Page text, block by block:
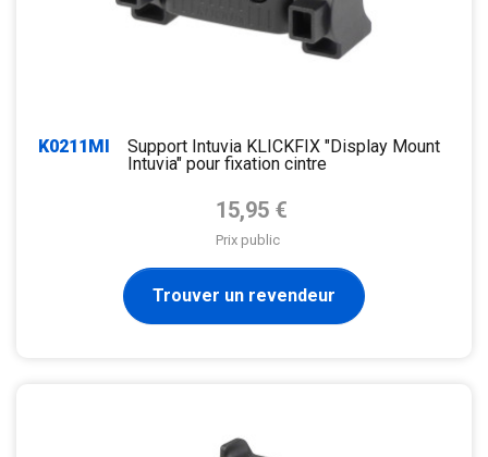
K0211MI
Support Intuvia KLICKFIX "Display Mount
Intuvia" pour fixation cintre
Prix de base
15,95 €
Prix public
Trouver un revendeur